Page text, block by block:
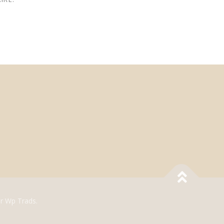
Wp Trads.